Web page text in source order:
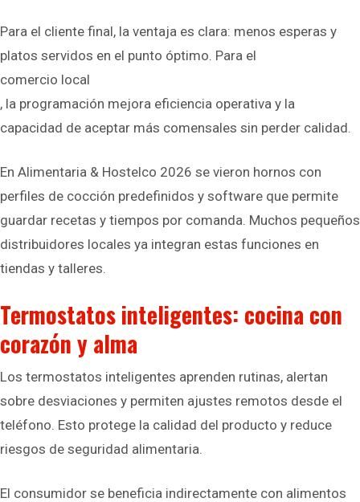
Para el cliente final, la ventaja es clara: menos esperas y
platos servidos en el punto óptimo. Para el
comercio local
, la programación mejora eficiencia operativa y la
capacidad de aceptar más comensales sin perder calidad.
En Alimentaria & Hostelco 2026 se vieron hornos con
perfiles de cocción predefinidos y software que permite
guardar recetas y tiempos por comanda. Muchos pequeños
distribuidores locales ya integran estas funciones en
tiendas y talleres.
Termostatos inteligentes: cocina con
corazón y alma
Los termostatos inteligentes aprenden rutinas, alertan
sobre desviaciones y permiten ajustes remotos desde el
teléfono. Esto protege la calidad del producto y reduce
riesgos de seguridad alimentaria.
El consumidor se beneficia indirectamente con alimentos